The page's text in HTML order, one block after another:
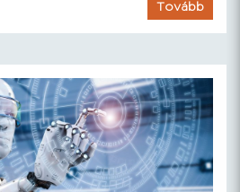
Tovább